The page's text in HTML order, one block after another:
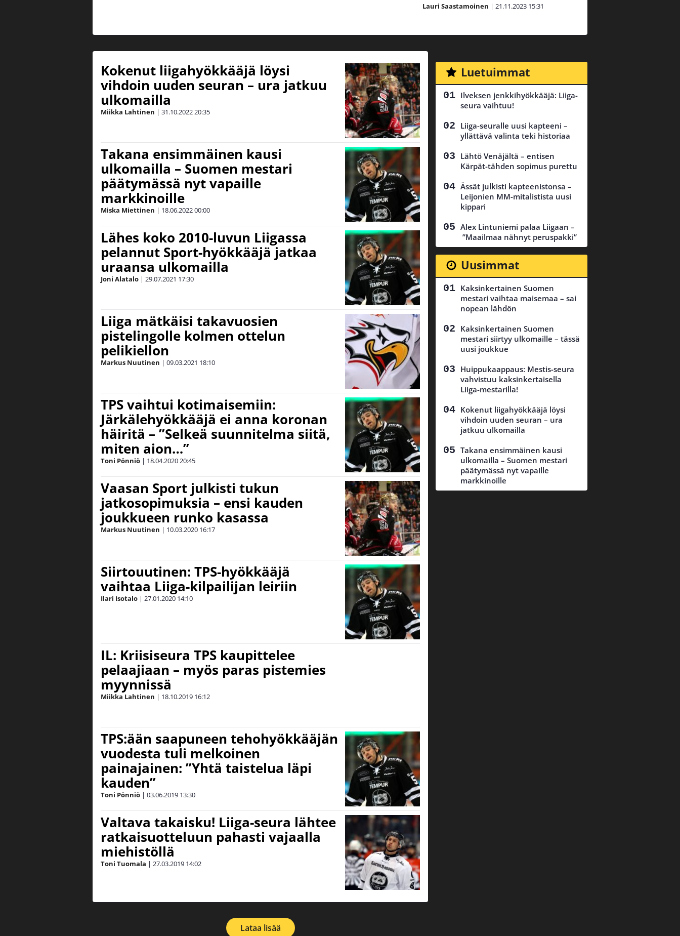
Lauri Saastamoinen | 21.11.2023 15:31
Kokenut liigahyökkääjä löysi
vihdoin uuden seuran – ura jatkuu
ulkomailla
Miikka Lahtinen | 31.10.202220:35
Takana ensimmäinen kausi
ulkomailla – Suomen mestari
päätymässä nyt vapaille
markkinoille
Miska Miettinen | 18.06.202200:00
Lähes koko 2010-luvun Liigassa
pelannut Sport-hyökkääjä jatkaa
uraansa ulkomailla
Joni Alatalo | 29.07.2021 17:30
Liiga mätkäisi takavuosien
pistelingolle kolmen ottelun
pelikiellon
Markus Nuutinen | 09.03.2021 18:10
TPS vaihtui kotimaisemiin:
Järkälehyökkääjä ei anna koronan
häiritä – ”Selkeä suunnitelma siitä,
miten aion…”
Toni Pönniö | 18.04.202020:45
Vaasan Sport julkisti tukun
jatkosopimuksia – ensi kauden
joukkueen runko kasassa
Markus Nuutinen | 10.03.2020 16:17
Siirtouutinen: TPS-hyökkääjä
vaihtaa Liiga-kilpailijan leiriin
Ilari Isotalo | 27.01.2020 14:10
IL: Kriisiseura TPS kaupittelee
pelaajiaan – myös paras pistemies
myynnissä
Miikka Lahtinen | 18.10.2019 16:12
TPS:ään saapuneen tehohyökkääjän
vuodesta tuli melkoinen
painajainen: ”Yhtä taistelua läpi
kauden”
Toni Pönniö | 03.06.2019 13:30
Valtava takaisku! Liiga-seura lähtee
ratkaisuotteluun pahasti vajaalla
miehistöllä
Toni Tuomala | 27.03.2019 14:02
Lataa lisää
Luetuimmat
Ilveksen jenkkihyökkääjä: Liiga-
seura vaihtuu!
Liiga-seuralle uusi kapteeni –
yllättävä valinta teki historiaa
Lähtö Venäjältä – entisen
Kärpät-tähden sopimus purettu
Ässät julkisti kapteenistonsa –
Leijonien MM-mitalistista uusi
kippari
Alex Lintuniemi palaa Liigaan –
”Maailmaa nähnyt peruspakki”
Uusimmat
Kaksinkertainen Suomen
mestari vaihtaa maisemaa – sai
nopean lähdön
Kaksinkertainen Suomen
mestari siirtyy ulkomaille – tässä
uusi joukkue
Huippukaappaus: Mestis-seura
vahvistuu kaksinkertaisella
Liiga-mestarilla!
Kokenut liigahyökkääjä löysi
vihdoin uuden seuran – ura
jatkuu ulkomailla
Takana ensimmäinen kausi
ulkomailla – Suomen mestari
päätymässä nyt vapaille
markkinoille